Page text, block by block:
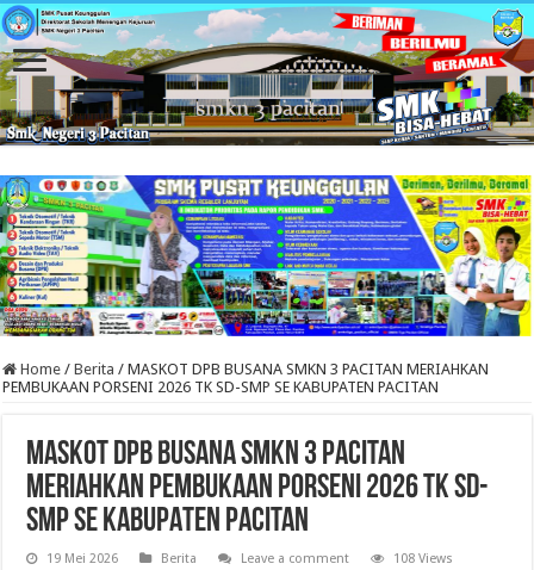
Home / Berita / MASKOT DPB BUSANA SMKN 3 PACITAN MERIAHKAN
PEMBUKAAN PORSENI 2026 TK SD-SMP SE KABUPATEN PACITAN
MASKOT DPB BUSANA SMKN 3 PACITAN
MERIAHKAN PEMBUKAAN PORSENI 2026 TK SD-
SMP SE KABUPATEN PACITAN
19 Mei 2026 Berita Leave a comment 108 Views